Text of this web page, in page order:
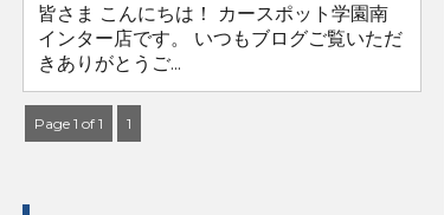
皆さま こんにちは！ カースポット学園南
インター店です。 いつもブログご覧いただ
きありがとうご...
Page 1 of 1 1